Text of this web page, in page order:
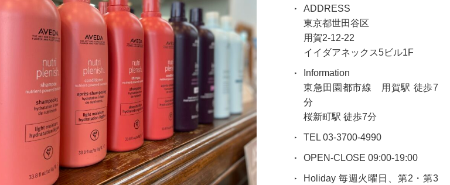
ADDRESS
東京都世田谷区
用賀2-12-22
イイダアネックス5ビル1F
Information
東急田園都市線 用賀駅 徒歩7
分
桜新町駅 徒歩7分
TEL 03-3700-4990
OPEN-CLOSE 09:00-19:00
Holiday 毎週火曜日、第2・第3